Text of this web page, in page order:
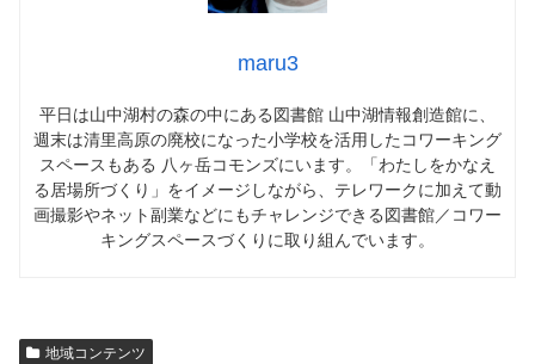
maru3
平日は山中湖村の森の中にある図書館 山中湖情報創造館に、
週末は清里高原の廃校になった小学校を活用したコワーキング
スペースもある 八ヶ岳コモンズにいます。「わたしをかなえ
る居場所づくり」をイメージしながら、テレワークに加えて動
画撮影やネット副業などにもチャレンジできる図書館／コワー
キングスペースづくりに取り組んでいます。
地域コンテンツ